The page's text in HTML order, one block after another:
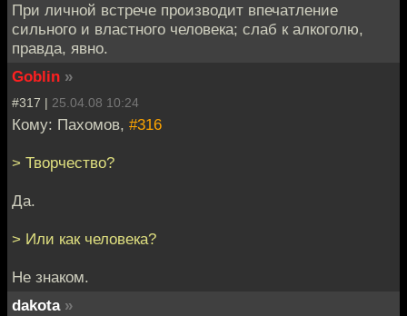
При личной встрече производит впечатление
сильного и властного человека; слаб к алкоголю,
правда, явно.
Goblin »
#317 | 25.04.08 10:24
Кому: Пахомов, #316
> Творчество?
Да.
> Или как человека?
Не знаком.
dakota »